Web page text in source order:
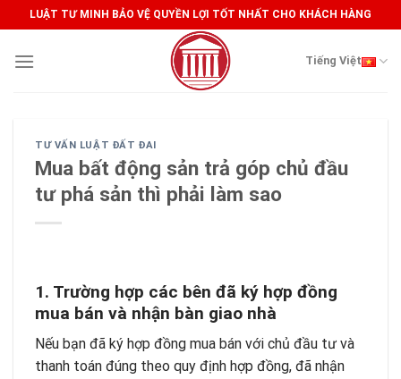
to
content
LUẬT TƯ MINH BẢO VỆ QUYỀN LỢI TỐT NHẤT CHO KHÁCH HÀNG
Tiếng Việt
TƯ VẤN LUẬT ĐẤT ĐAI
Mua bất động sản trả góp chủ đầu
tư phá sản thì phải làm sao
1. Trường hợp các bên đã ký hợp đồng
mua bán và nhận bàn giao nhà
Nếu bạn đã ký hợp đồng mua bán với chủ đầu tư và
thanh toán đúng theo quy định hợp đồng, đã nhận